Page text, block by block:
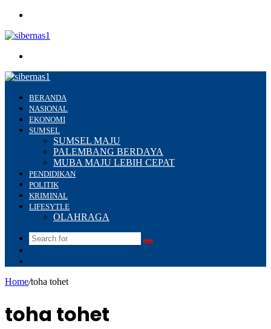
BERANDA
NASIONAL
EKONOMI
SUMSEL
SUMSEL MAJU
PALEMBANG BERDAYA
MUBA MAJU LEBIH CEPAT
PENDIDIKAN
POLITIK
KRIMINAL
LIFESYTLE
OLAHRAGA
Search
Home/toha tohet
toha tohet